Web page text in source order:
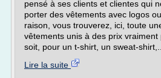
pensé à ses clients et clientes qui
porter des vêtements avec logos
raison, vous trouverez, ici, toute
vêtements unis à des prix
soit, pour un t-shirt, un sweat-shirt,...
Lire la suite